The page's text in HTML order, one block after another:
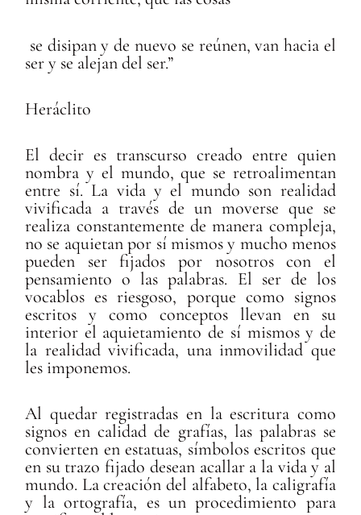
se disipan y de nuevo se reúnen, van hacia el
ser y se alejan del ser.”
Heráclito
El decir es transcurso creado entre quien
nombra y el mundo, que se retroalimentan
entre sí. La vida y el mundo son realidad
vivificada a través de un moverse que se
realiza constantemente de manera compleja,
no se aquietan por sí mismos y mucho menos
pueden ser fijados por nosotros con el
pensamiento o las palabras. El ser de los
vocablos es riesgoso, porque como signos
escritos y como conceptos llevan en su
interior el aquietamiento de sí mismos y de
la realidad vivificada, una inmovilidad que
les imponemos.
Al quedar registradas en la escritura como
signos en calidad de grafías, las palabras se
convierten en estatuas, símbolos escritos que
en su trazo fijado desean acallar a la vida y al
mundo. La creación del alfabeto, la caligrafía
y la ortografía, es un procedimiento para